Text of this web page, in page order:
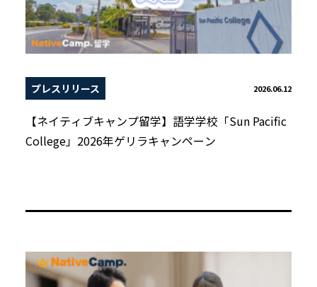
プレスリリース 2026.06.12
【ネイティブキャンプ留学】語学学校「Sun Pacific
College」2026年ゲリラキャンペーン